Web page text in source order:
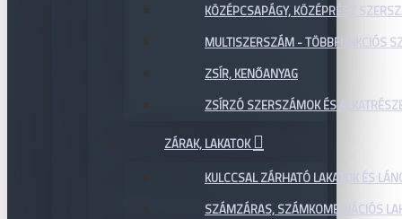
KÖZÉPCSAPÁGY, KÖZÉPRÉSZ
MULTISZERSZÁM - TÖBBFUNKCIÓS
ZSÍR, KENŐANYAG
ZSÍRZÓ SZERSZÁMOK ÉS
ZÁRAK, LAKATOK
KULCCSAL ZÁRHATÓ LAKATOK ÉS
SZÁMZÁRAS, SZÁMKOMBINÁCIÓS